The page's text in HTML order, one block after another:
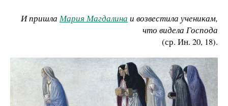
И пришла Мария Магдалина и возвестила ученикам,
что видела Господа
(ср. Ин. 20, 18).